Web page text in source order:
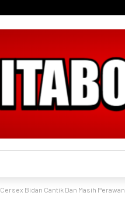
Cersex Bidan Cantik Dan Masih Perawan